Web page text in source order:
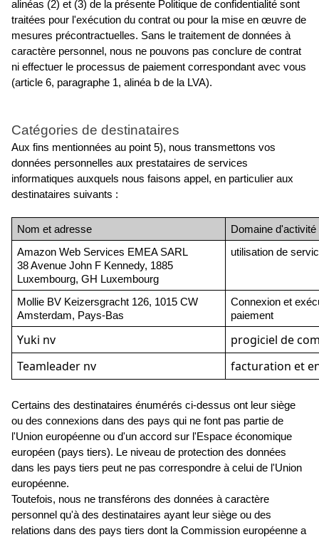
alinéas (2) et (3) de la présente Politique de confidentialité sont
traitées pour l'exécution du contrat ou pour la mise en œuvre de
mesures précontractuelles. Sans le traitement de données à
caractère personnel, nous ne pouvons pas conclure de contrat
ni effectuer le processus de paiement correspondant avec vous
(article 6, paragraphe 1, alinéa b de la LVA).
Catégories de destinataires
Aux fins mentionnées au point 5), nous transmettons vos
données personnelles aux prestataires de services
informatiques auxquels nous faisons appel, en particulier aux
destinataires suivants :
Nom et adresse
Domaine d'activité
Amazon Web Services EMEA SARL
38 Avenue John F Kennedy, 1885
Luxembourg, GH Luxembourg
utilisation de
Mollie BV Keizersgracht 126, 1015 CW
Amsterdam, Pays-Bas
Connexion et
paiement
Yuki nv
progiciel de
Teamleader nv
facturation et
Certains des destinataires énumérés ci-dessus ont leur siège
ou des connexions dans des pays qui ne font pas partie de
l'Union européenne ou d'un accord sur l'Espace économique
européen (pays tiers). Le niveau de protection des données
dans les pays tiers peut ne pas correspondre à celui de l'Union
européenne.
Toutefois, nous ne transférons des données à caractère
personnel qu'à des destinataires ayant leur siège ou des
relations dans des pays tiers dont la Commission européenne a